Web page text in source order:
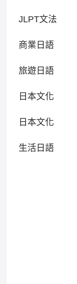
JLPT文法
商業日語
旅遊日語
日本文化
日本文化
生活日語